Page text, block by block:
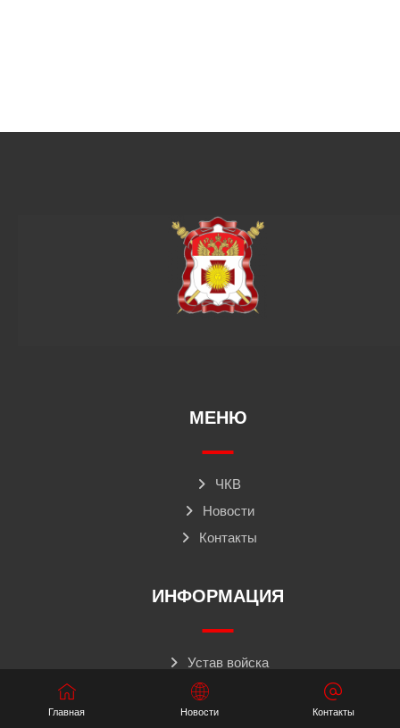
МЕНЮ
ЧКВ
Новости
Контакты
ИНФОРМАЦИЯ
Устав войска
Форма одежды
Структура ЧКВ
Главная Новости Контакты